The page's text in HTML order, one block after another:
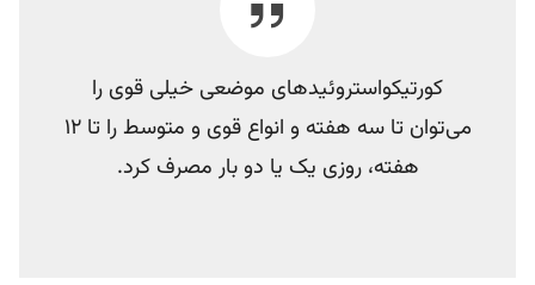
کورتیکواستروئیدهای موضعی خیلی قوی را
می‌توان تا سه هفته و انواع قوی و متوسط را تا 12
هفته، روزی یک یا دو بار مصرف کرد.